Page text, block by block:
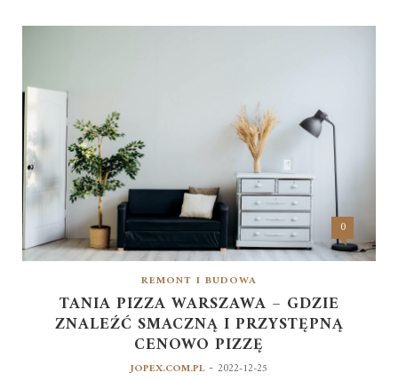
0
REMONT I BUDOWA
TANIA PIZZA WARSZAWA – GDZIE
ZNALEŹĆ SMACZNĄ I PRZYSTĘPNĄ
CENOWO PIZZĘ
JOPEX.COM.PL - 2022-12-25